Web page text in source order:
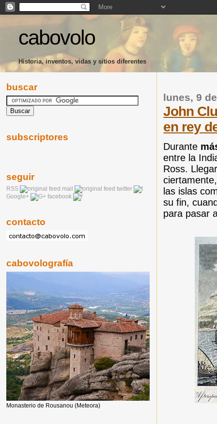
cabovolo
Historia, inventos, vidas y sitios diferentes
lunes, 9
John
en rey
Durante
entre la
Ross.
las islas
su fin,
para pasar
buscar
subscriptores
seguir
RSS mail
twitter
Google+
facebook
contacto
cabovolografía
Monasterio de Rousanou (Meteora)